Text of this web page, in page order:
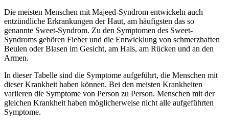
Die meisten Menschen mit Majeed-Syndrom entwickeln auch
entzündliche Erkrankungen der Haut, am häufigsten das so
genannte Sweet-Syndrom. Zu den Symptomen des Sweet-
Syndroms gehören Fieber und die Entwicklung von schmerzhaften
Beulen oder Blasen im Gesicht, am Hals, am Rücken und an den
Armen.
In dieser Tabelle sind die Symptome aufgeführt, die Menschen mit
dieser Krankheit haben können. Bei den meisten Krankheiten
variieren die Symptome von Person zu Person. Menschen mit der
gleichen Krankheit haben möglicherweise nicht alle aufgeführten
Symptome.